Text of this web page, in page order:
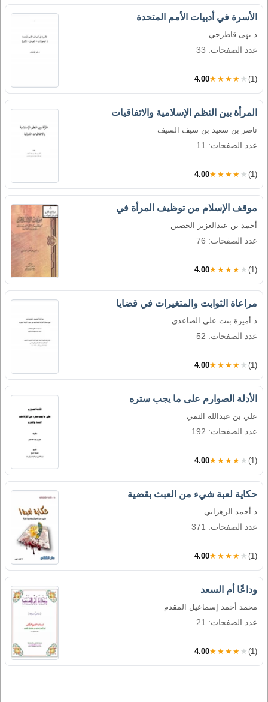
الأسرة في أدبيات الأمم المتحدة
د.نهى قاطرجي
عدد الصفحات: 33
4.00★★★★★ (1)
المرأة بين النظم الإسلامية والاتفاقيات
ناصر بن سعيد بن سيف السيف
عدد الصفحات: 11
4.00★★★★★ (1)
موقف الإسلام من توظيف المرأة في
أحمد بن عبدالعزيز الحصين
عدد الصفحات: 76
4.00★★★★★ (1)
مراعاة الثوابت والمتغيرات في قضايا
د.أميرة بنت علي الصاعدي
عدد الصفحات: 52
4.00★★★★★ (1)
الأدلة الصوارم على ما يجب ستره
علي بن عبدالله النمي
عدد الصفحات: 192
4.00★★★★★ (1)
حكاية لعبة شيء من العبث بقضية
د.أحمد الزهراني
عدد الصفحات: 371
4.00★★★★★ (1)
وداعًا أم السعد
محمد أحمد إسماعيل المقدم
عدد الصفحات: 21
4.00★★★★★ (1)